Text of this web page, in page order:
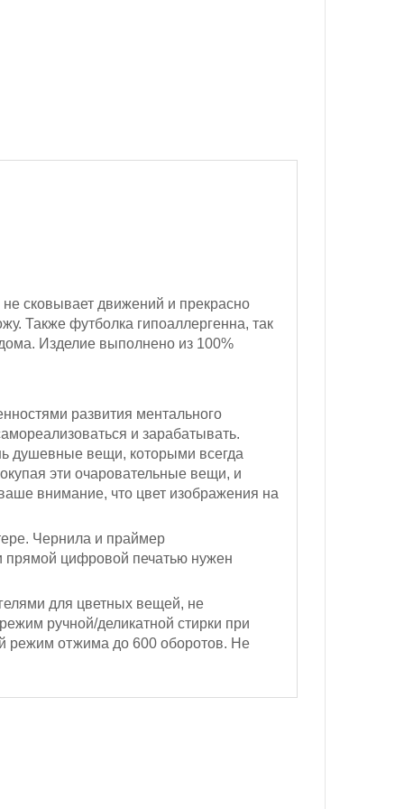
не сковывает движений и прекрасно
Также футболка гипоаллергенна, так
Изделие выполнено из 100%
развития ментального
и зарабатывать.
душевные вещи, которыми всегда
эти очаровательные вещи, и
внимание, что цвет изображения на
Чернила и праймер
цифровой печатью нужен
для цветных вещей, не
ручной/деликатной стирки при
режим отжима до 600 оборотов. Не